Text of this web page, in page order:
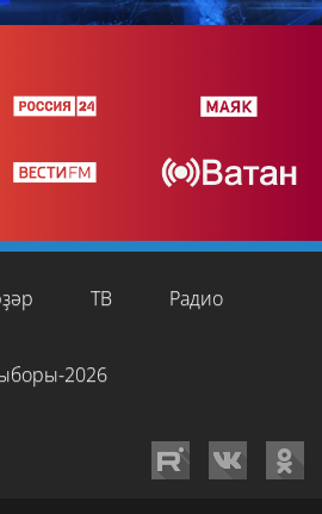
ТВ Радио
2026